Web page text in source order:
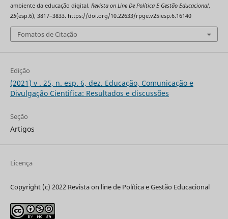
ambiente da educação digital. Revista on Line De Política E Gestão Educacional,
25(esp.6), 3817–3833. https://doi.org/10.22633/rpge.v25iesp.6.16140
Fomatos de Citação
Edição
(2021) v . 25, n. esp. 6, dez. Educação, Comunicação e
Divulgação Cientifica: Resultados e discussões
Seção
Artigos
Licença
Copyright (c) 2022 Revista on line de Política e Gestão Educacional